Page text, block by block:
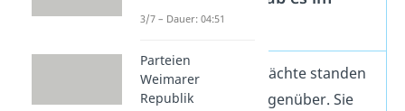
Kalten Krieg?
Die beiden Supermächte standen
sichnicht allein
gegenüber. Sie
3/7 – Dauer: 04:51
Parteien
Weimarer
Republik